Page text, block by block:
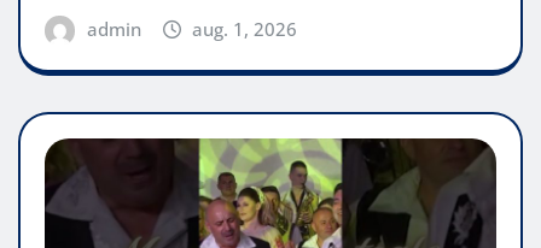
admin aug. 1, 2026